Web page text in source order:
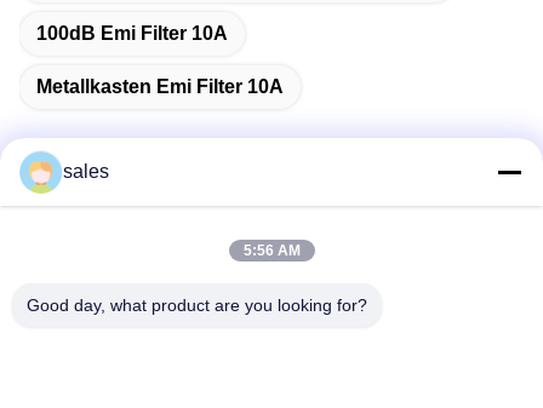
100dB Emi Filter 10A
Metallkasten Emi Filter 10A
Schnelle Kontaktaufnahme
Anschrift
sales
5:56 AM
Good day, what product are you looking for?